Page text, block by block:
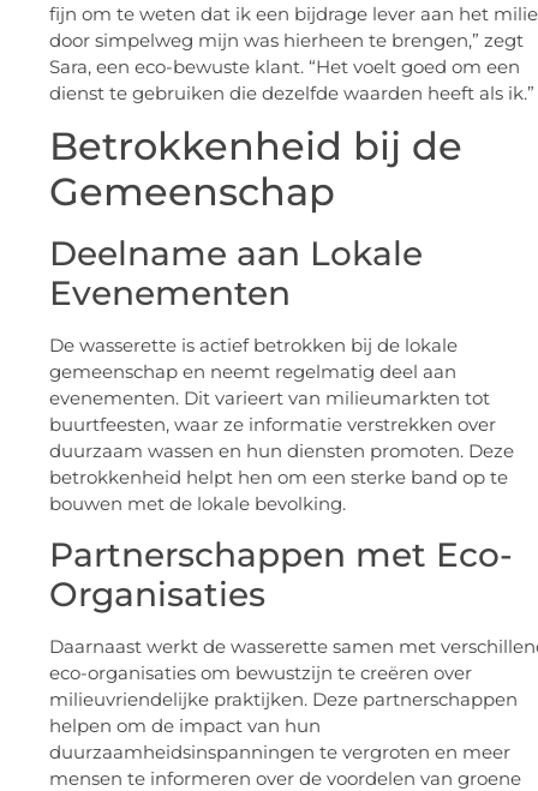
fijn om te weten dat ik een bijdrage lever aan het
door simpelweg mijn was hierheen te brengen,” zegt
Sara, een eco-bewuste klant. “Het voelt goed om een
dienst te gebruiken die dezelfde waarden heeft als ik.”
Betrokkenheid bij de
Gemeenschap
Deelname aan Lokale
Evenementen
De wasserette is actief betrokken bij de lokale
gemeenschap en neemt regelmatig deel aan
evenementen. Dit varieert van milieumarkten tot
buurtfeesten, waar ze informatie verstrekken over
duurzaam wassen en hun diensten promoten. Deze
betrokkenheid helpt hen om een sterke band op te
bouwen met de lokale bevolking.
Partnerschappen met Eco-
Organisaties
Daarnaast werkt de wasserette samen met
eco-organisaties om bewustzijn te creëren over
milieuvriendelijke praktijken. Deze partnerschappen
helpen om de impact van hun
duurzaamheidsinspanningen te vergroten en meer
mensen te informeren over de voordelen van groene